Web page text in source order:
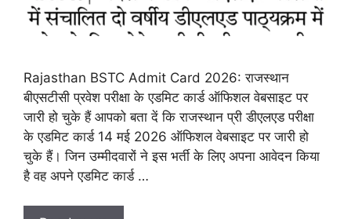
Rajasthan BSTC Admit Card 2026: राजस्थान
बीएसटीसी प्रवेश परीक्षा के एडमिट कार्ड ऑफिशल वेबसाइट पर
जारी हो चुके हैं आपको बता दें कि राजस्थान प्री डीएलएड परीक्षा
के एडमिट कार्ड 14 मई 2026 ऑफिशल वेबसाइट पर जारी हो
चुके हैं। जिन उम्मीदवारों ने इस भर्ती के लिए अपना आवेदन किया
है वह अपने एडमिट कार्ड …